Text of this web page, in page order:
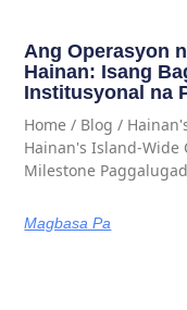
Ang Operasyon
Hainan: Isang
Institusyonal na
Home / Blog /
Hainan's Island-Wide
Milestone
Magbasa Pa